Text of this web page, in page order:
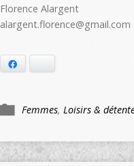
Florence Alargent
Femmes, Loisirs &